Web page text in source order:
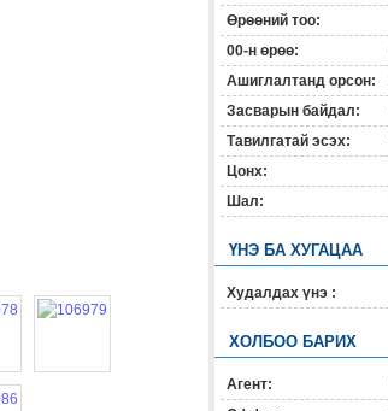
Өрөөний тоо:
00-н өрөө:
Ашиглалтанд орсон:
Засварын байдал:
Тавилгатай эсэх:
Цонх:
Шал:
ҮНЭ БА ХУГАЦАА
Худалдах үнэ :
ХОЛБОО БАРИХ
Агент: